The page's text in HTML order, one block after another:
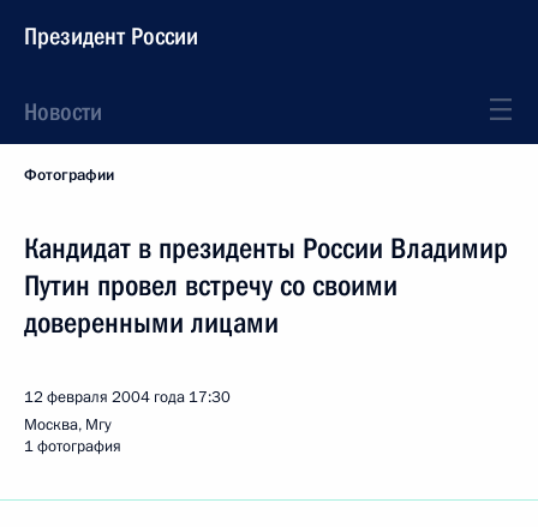
Президент России
Новости
Фотографии
Кандидат в президенты России Владимир
Путин провел встречу со своими
доверенными лицами
12 февраля 2004 года 17:30
Москва, Мгу
1 фотография